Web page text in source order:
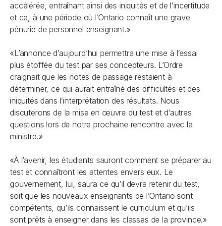
accélérée, entraînant ainsi des iniquités et de l’incertitude
et ce, à une période où l’Ontario connaît une grave
pénurie de personnel enseignant.»
«L’annonce d’aujourd’hui permettra une mise à l’essai
plus étoffée du test par ses concepteurs. L’Ordre
craignait que les notes de passage restaient à
déterminer, ce qui aurait entraîné des difficultés et des
iniquités dans l’interprétation des résultats. Nous
discuterons de la mise en œuvre du test et d’autres
questions lors de notre prochaine rencontre avec la
ministre.»
«À l’avenir, les étudiants sauront comment se préparer au
test et connaîtront les attentes envers eux. Le
gouvernement, lui, saura ce qu’il devra retenir du test,
soit que les nouveaux enseignants de l’Ontario sont
compétents, qu’ils connaissent le curriculum et qu’ils
sont prêts à enseigner dans les classes de la province.»